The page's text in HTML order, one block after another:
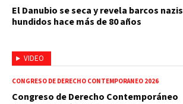
VIDEO
El Danubio se seca y revela barcos nazis
hundidos hace más de 80 años
CONGRESO DE DERECHO CONTEMPORÁNEO 2026
Congreso de Derecho Contemporáneo